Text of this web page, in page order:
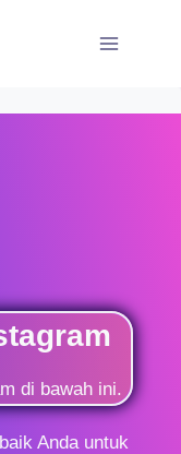
di bawah ini.
Anda untuk